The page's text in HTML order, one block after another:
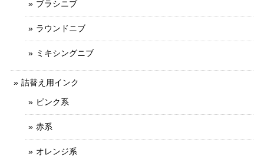
ブラシニブ
ラウンドニブ
ミキシングニブ
詰替え用インク
ピンク系
赤系
オレンジ系